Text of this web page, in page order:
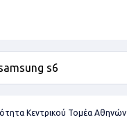
Κεντρικού Τομέα Αθηνών